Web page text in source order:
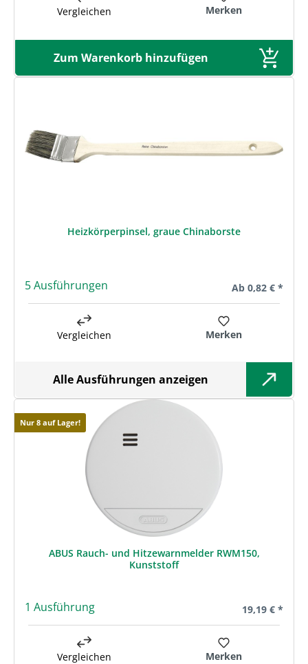
Vergleichen Merken
Zum Warenkorb hinzufügen
Heizkörperpinsel, graue Chinaborste
5 Ausführungen Regulärer Preis:
Ab 0,82 € *
Vergleichen Merken
Alle Ausführungen anzeigen
Nur 8 auf Lager!
ABUS Rauch- und Hitzewarnmelder RWM150,
Kunststoff
1 Ausführung Regulärer
19,19 € *
Vergleichen Merken